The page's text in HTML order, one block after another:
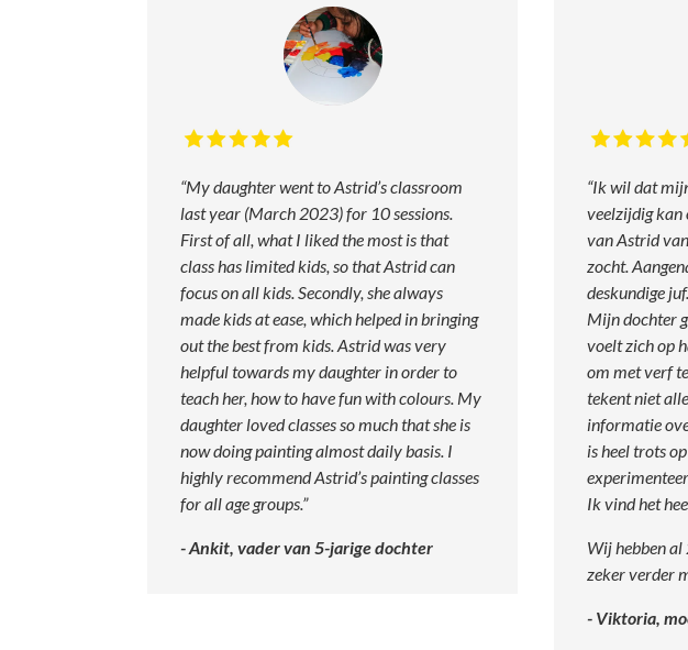
“My daughter went to Astrid’s classroom
last year (March 2023) for 10 sessions.
First of all, what I liked the most is that
class has limited kids, so that Astrid can
focus on all kids. Secondly, she always
made kids at ease, which helped in bringing
out the best from kids. Astrid was very
helpful towards my daughter in order to
teach her, how to have fun with colours. My
daughter loved classes so much that she is
now doing painting almost daily basis. I
highly recommend Astrid’s painting classes
for all age groups.”
- Ankit, vader van 5-jarige dochter
“Ik wil dat
veelzijdig kan
van Astrid
zocht.
deskundige juf.
Mijn dochter
voelt zich op
om met verf
tekent niet
informatie
is heel trots
Ik vind het
Wij hebben al
zeker verder
- Viktoria,